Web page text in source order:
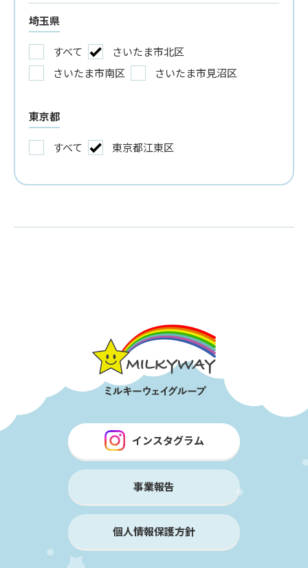
埼玉県
すべて
さいたま市北区
さいたま市南区
さいたま市見沼区
東京都
すべて 東京都江東区
インスタグラム
事業報告
個人情報保護方針